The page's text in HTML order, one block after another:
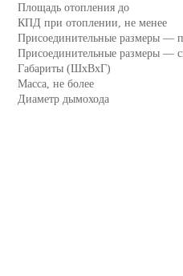
Площадь отопления до
КПД при отоплении, не менее
Присоединительные размеры —
Присоединительные размеры —
Габариты (ШхВхГ)
Масса, не более
Диаметр дымохода